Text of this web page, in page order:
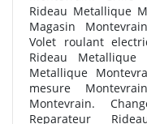
Rideau Metallique
Magasin
Volet roulant
Rideau Metallique
Metallique
mesure
Montevrain.
Reparateur